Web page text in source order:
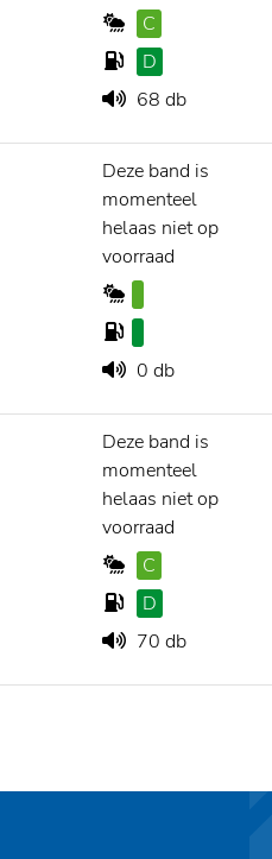
C
D
68 db
Deze band is
momenteel
helaas niet op
voorraad
0 db
Deze band is
momenteel
helaas niet op
voorraad
C
D
70 db